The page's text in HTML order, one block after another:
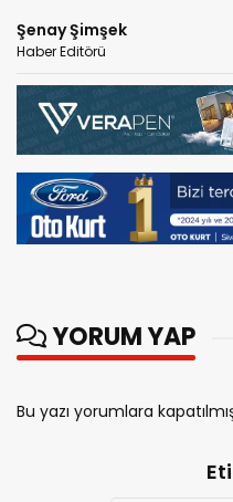
Şenay Şimşek
Haber Editörü
YORUM YAP
Bu yazı yorumlara